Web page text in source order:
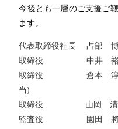
今後とも一層のご支援ご
ます。
代表取締役社長 占部
取締役 中井 裕司（
取締役 倉本 淳司（
当)
取締役 山岡 清人
監査役 園田 將